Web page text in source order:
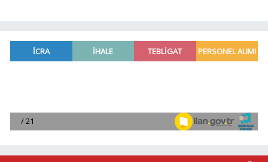
00:39 |
Mersin'de uyuşturucu operasyonunda 190